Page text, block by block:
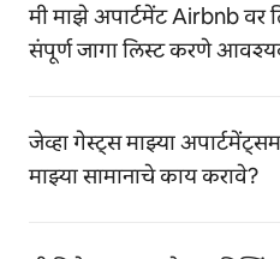
मी माझे अपार्टमेंट Airbnb वर
संपूर्ण जागा लिस्ट करणे
जेव्हा गेस्ट्स माझ्या
माझ्या सामानाचे काय करावे?